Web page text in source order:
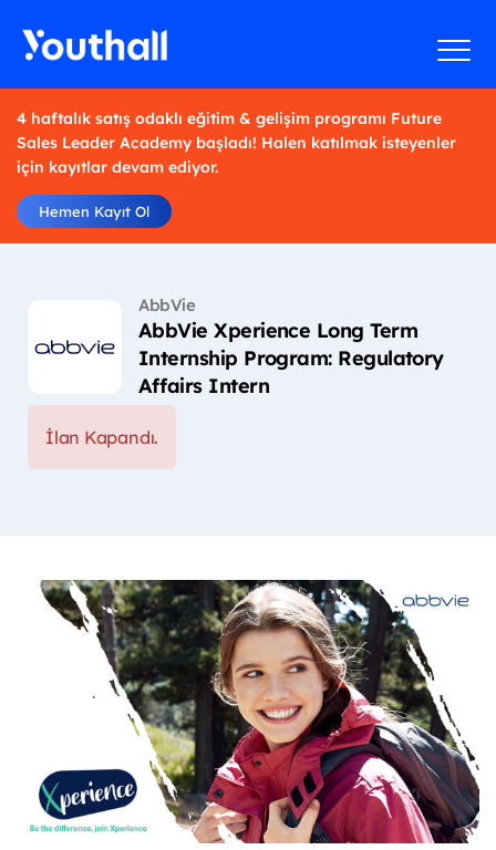
4 haftalık satış odaklı eğitim & gelişim programı Future
Sales Leader Academy başladı! Halen katılmak isteyenler
için kayıtlar devam ediyor.
Hemen Kayıt Ol
AbbVie
AbbVie Xperience Long Term
Internship Program: Regulatory
Affairs Intern
İlan Kapandı.